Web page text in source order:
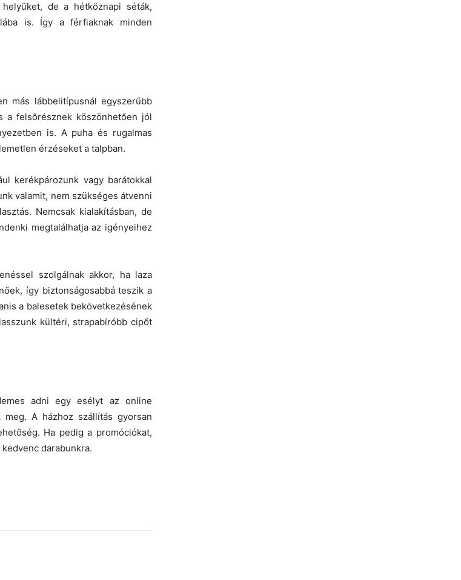
de a hétköznapi séták,
is. Így a férfiaknak minden
más lábbelitípusnál egyszerűbb
a felsőrésznek köszönhetően jól
is. A puha és rugalmas
érzéseket a talpban.
kerékpározunk vagy barátokkal
valamit, nem szükséges átvenni
Nemcsak kialakításban, de
megtalálhatja az igényeihez
szolgálnak akkor, ha laza
így biztonságosabbá teszik a
a balesetek bekövetkezésének
kültéri, strapabíróbb cipőt
adni egy esélyt az online
meg. A házhoz szállítás gyorsan
Ha pedig a promóciókat,
darabunkra.